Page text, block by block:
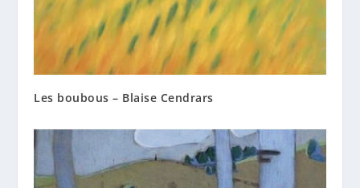
Les boubous – Blaise Cendrars